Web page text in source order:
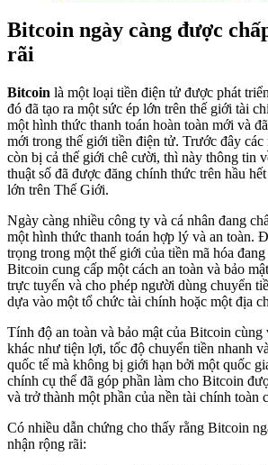
Bitcoin ngày càng được
rãi
Bitcoin là một loại tiền điện tử được phát
đó đã tạo ra một sức ép lớn trên thế giới tài
một hình thức thanh toán hoàn toàn mới và
mới trong thế giới tiền điện tử. Trước đây
còn bị cả thế giới chê cười, thì này thông tin
thuật số đã được đăng chính thức trên hầu
lớn trên Thế Giới.
Ngày càng nhiều công ty và cá nhân đang
một hình thức thanh toán hợp lý và an toàn.
trọng trong một thế giới của tiền mã hóa
Bitcoin cung cấp một cách an toàn và bảo
trực tuyến và cho phép người dùng chuyển
dựa vào một tổ chức tài chính hoặc một địa
Tính độ an toàn và bảo mật của Bitcoin
khác như tiện lợi, tốc độ chuyển tiền nhanh
quốc tế mà không bị giới hạn bởi một quốc
chính cụ thể đã góp phần làm cho Bitcoin
và trở thành một phần của nền tài chính toàn
Có nhiều dẫn chứng cho thấy rằng Bitcoin
nhận rộng rãi: